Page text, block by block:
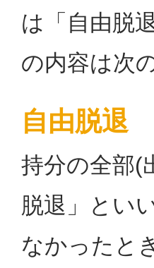
は「自由脱
の内容は次
自由脱退
持分の全部(
脱退」とい
なかったと